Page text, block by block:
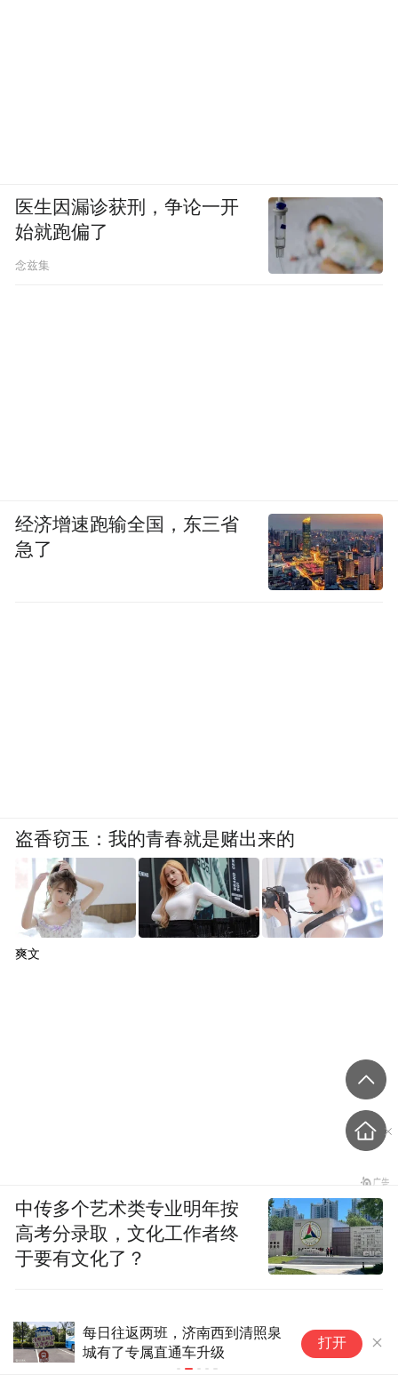
0糖0脂0卡！元气森林气泡水
330mL*12罐26.34元
打开
医生因漏诊获刑，争论一开
始就跑偏了
念兹集
经济增速跑输全国，东三省
急了
盗香窃玉：我的青春就是赌出来的
爽文
中传多个艺术类专业明年按
高考分录取，文化工作者终
于要有文化了？